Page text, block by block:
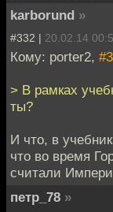
karborund »
#332 | 20.02.14
Кому: porter2,
> В рамках
ты?
И что, в
что во время
считали
петр_78 »